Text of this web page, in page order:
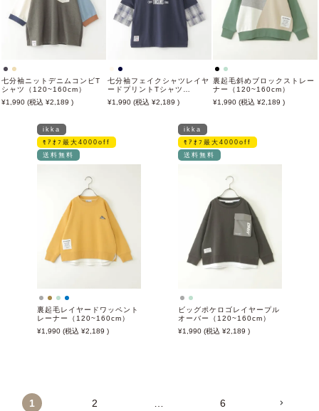
七分袖ニットデニムコンビT
シャツ（120~160cm）
1,990
2,189
七分袖フェイクシャツレイヤ
ードプリントTシャツ
（120~160cm）
1,990 2,189
裏起毛斜めブロックストレー
ナー（120~160cm）
1,990
2,189
ikka
ﾓｱｵﾌ最大4000off
送料無料
裏起毛レイヤードワッペント
レーナー（120~160cm）
1,990
2,189
ikka
ﾓｱｵﾌ最大4000off
送料無料
ビッグポケロゴレイヤープル
オーバー（120~160cm）
1,990
2,189
1 2 … 6